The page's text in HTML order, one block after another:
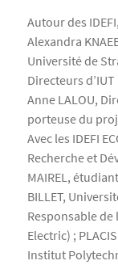
Autour des
Alexandra
Université de
Directeurs d’IUT
Anne LALOU,
porteuse du
Avec les IDEFI
Recherche et
MAIREL,
BILLET,
Responsable de
Electric) ;
Institut